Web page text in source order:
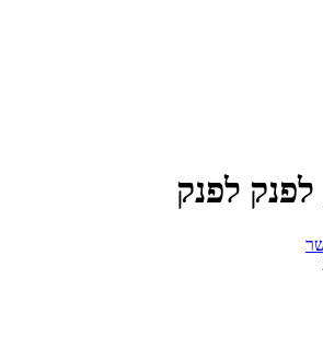
לפנק לפנק